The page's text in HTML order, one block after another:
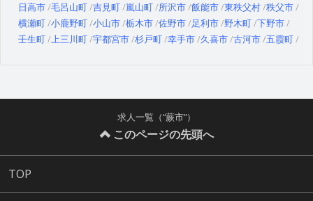
日高市 毛呂山町 吉見町 嵐山町 所沢市 飯能市 東秩父村 秩父市
横瀬町 小鹿野町 小山市 栃木市 佐野市 足利市 野木町 下野市
壬生町 上三川町 宇都宮市 杉戸町 幸手市 久喜市 古河市 五霞町
求人一覧（“蕨市”）
このページの先頭へ
TOP